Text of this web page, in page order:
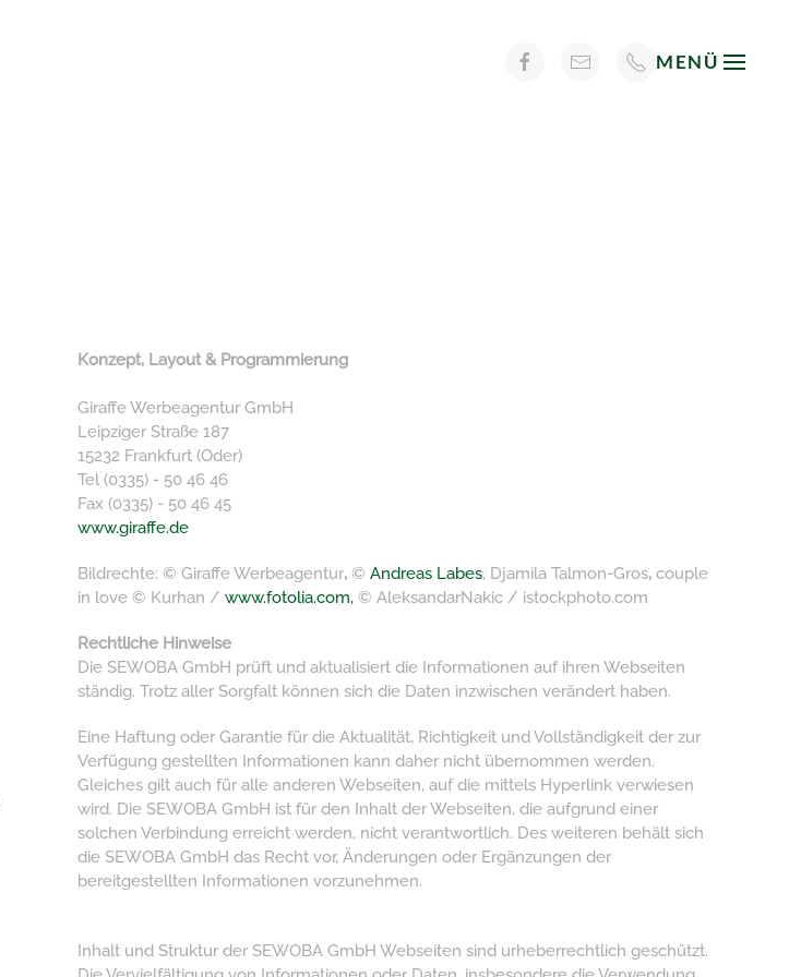
MENÜ
Konzept, Layout & Programmierung
Giraffe Werbeagentur GmbH
Leipziger Straße 187
15232 Frankfurt (Oder)
Tel (0335) - 50 46 46
Fax (0335) - 50 46 45
www.giraffe.de
Bildrechte: © Giraffe Werbeagentur, © Andreas Labes, Djamila Talmon-Gros, couple
in love © Kurhan / www.fotolia.com, © AleksandarNakic / istockphoto.com
Rechtliche Hinweise
Die SEWOBA GmbH prüft und aktualisiert die Informationen auf ihren Webseiten
ständig. Trotz aller Sorgfalt können sich die Daten inzwischen verändert haben.
Eine Haftung oder Garantie für die Aktualität, Richtigkeit und Vollständigkeit der zur
Verfügung gestellten Informationen kann daher nicht übernommen werden.
Gleiches gilt auch für alle anderen Webseiten, auf die mittels Hyperlink verwiesen
wird. Die SEWOBA GmbH ist für den Inhalt der Webseiten, die aufgrund einer
solchen Verbindung erreicht werden, nicht verantwortlich. Des weiteren behält sich
die SEWOBA GmbH das Recht vor, Änderungen oder Ergänzungen der
bereitgestellten Informationen vorzunehmen.
Inhalt und Struktur der SEWOBA GmbH Webseiten sind urheberrechtlich geschützt.